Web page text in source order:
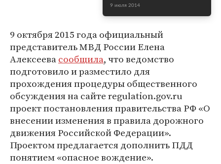
9 июля 2014
9 октября 2015 года официальный
представитель МВД России Елена
Алексеевасообщила, что ведомство
подготовило и разместило для
прохождения процедуры общественного
обсуждения на сайте regulation.gov.ru
проект постановления правительства РФ «О
внесении изменения в правила дорожного
движения Российской Федерации».
Проектом предлагается дополнить ПДД
понятием «опасное вождение».